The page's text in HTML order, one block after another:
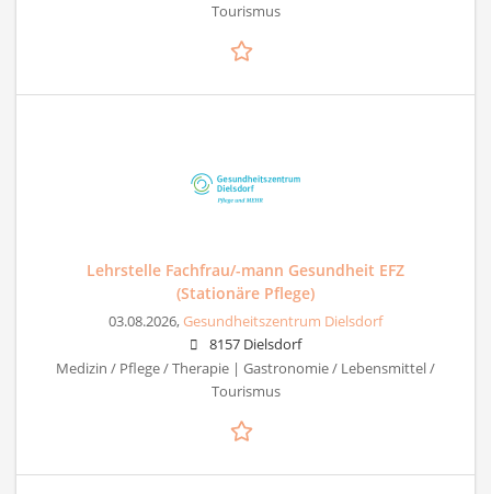
Tourismus
Lehrstelle Fachfrau/-mann Gesundheit EFZ
(Stationäre Pflege)
03.08.2026,Gesundheitszentrum Dielsdorf
8157 Dielsdorf
Medizin / Pflege / Therapie | Gastronomie / Lebensmittel /
Tourismus